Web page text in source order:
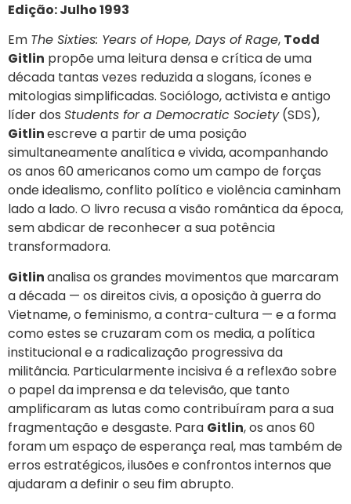
Edição: Julho 1993
Em The Sixties: Years of Hope, Days of Rage, Todd
Gitlin propõe uma leitura densa e crítica de uma
década tantas vezes reduzida a slogans, ícones e
mitologias simplificadas. Sociólogo, activista e antigo
líder dos Students for a Democratic Society(SDS),
Gitlinescreve a partir de uma posição
simultaneamente analítica e vivida, acompanhando
os anos 60 americanos como um campo de forças
onde idealismo, conflito político e violência caminham
lado a lado. O livro recusa a visão romântica da época,
sem abdicar de reconhecer a sua potência
transformadora.
Gitlinanalisa os grandes movimentos que marcaram
a década — os direitos civis, a oposição à guerra do
Vietname, o feminismo, a contra-cultura — e a forma
como estes se cruzaram com os media, a política
institucional e a radicalização progressiva da
militância. Particularmente incisiva é a reflexão sobre
o papel da imprensa e da televisão, que tanto
amplificaram as lutas como contribuíram para a sua
fragmentação e desgaste. Para Gitlin, os anos 60
foram um espaço de esperança real, mas também de
erros estratégicos, ilusões e confrontos internos que
ajudaram a definir o seu fim abrupto.